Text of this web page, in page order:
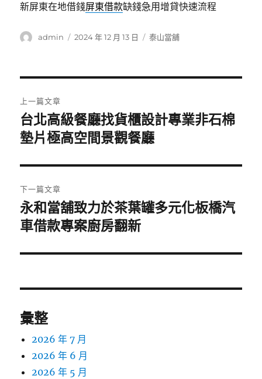
新屏東在地借錢屏東借款缺錢急用增貸快速流程
作
admin
發
2024 年 12 月 13 日
分
泰山當舖
章
導
覽
上一篇文章
上
一
文
章:
台北高級餐廳找貨櫃設計專業非石棉
墊片極高空間景觀餐廳
下一篇文章
下
一
文
永和當舖致力於茶葉罐多元化板橋汽
車借款專案廚房翻新
彙整
2026 年 7 月
2026 年 6 月
2026 年 5 月